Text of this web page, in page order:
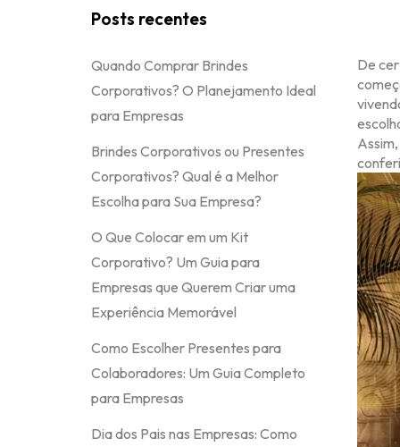
De
Posts recentes
Quando Comprar Brindes
Corporativos? O Planejamento Ideal
para Empresas
Brindes Corporativos ou Presentes
Corporativos? Qual é a Melhor
Escolha para Sua Empresa?
O Que Colocar em um Kit
Corporativo? Um Guia para
Empresas que Querem Criar uma
Experiência Memorável
Como Escolher Presentes para
Colaboradores: Um Guia Completo
para Empresas
Dia dos Pais nas Empresas: Como